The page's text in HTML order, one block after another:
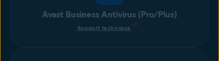
Avast Business Antivirus (Pro/Plus)
Support technique